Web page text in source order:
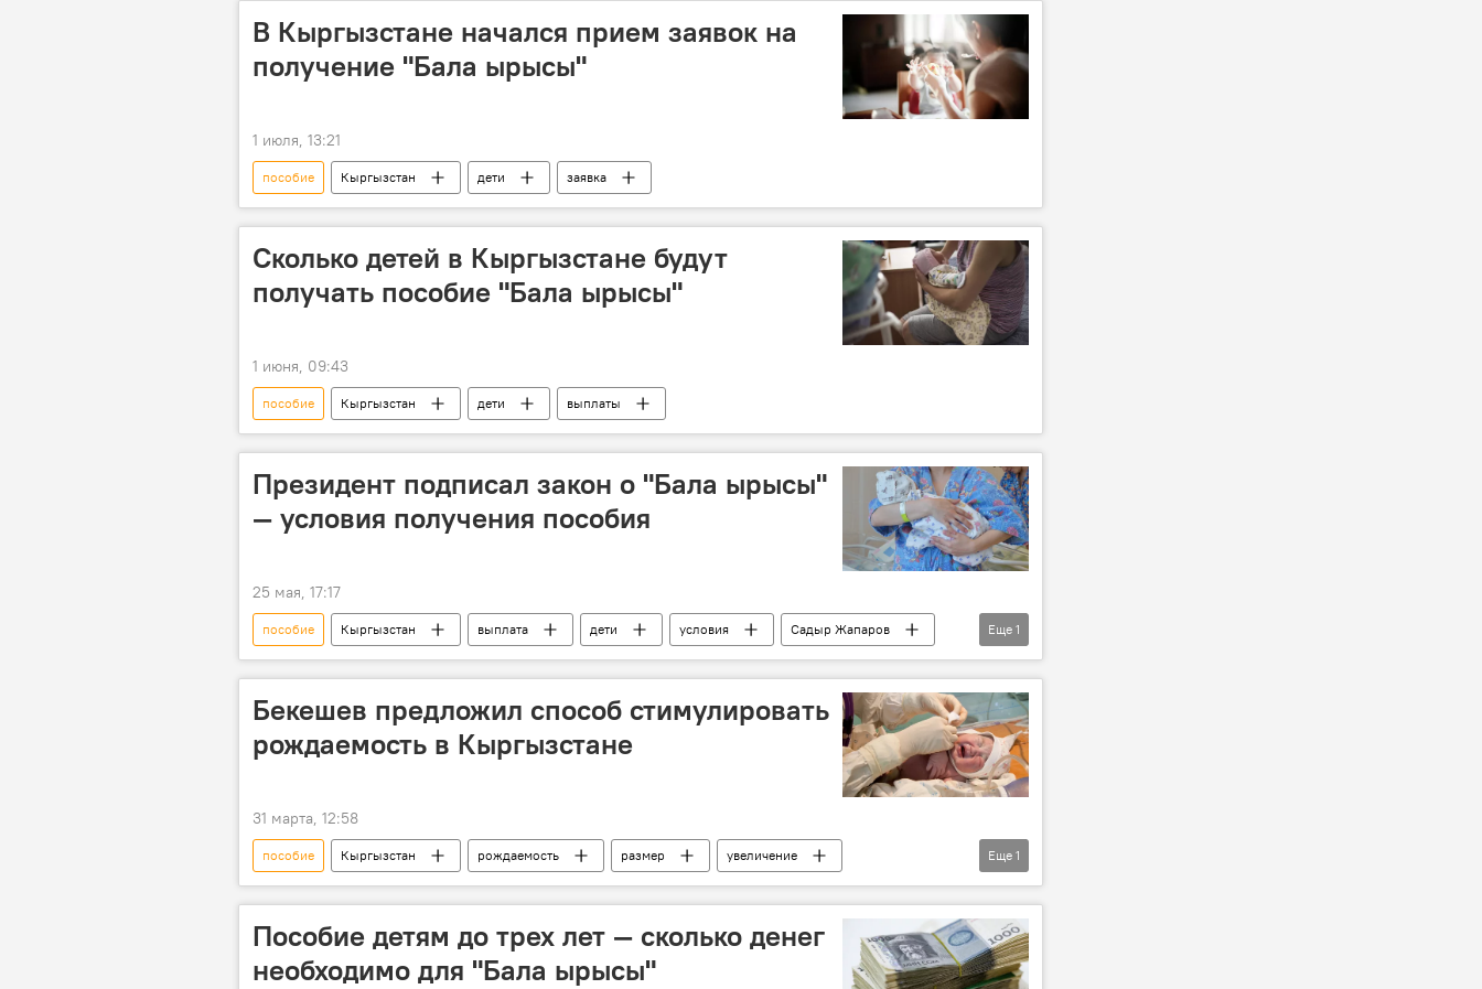
В Кыргызстане начался прием заявок на
получение "Бала ырысы"
1 июля, 13:21
пособие Кыргызстан дети заявка
Сколько детей в Кыргызстане будут
получать пособие "Бала ырысы"
1 июня, 09:43
пособие Кыргызстан дети выплаты
Президент подписал закон о "Бала ырысы"
— условия получения пособия
25 мая, 17:17
пособие Кыргызстан выплата дети условия
Садыр Жапаров
закон
Еще 1
Бекешев предложил способ стимулировать
рождаемость в Кыргызстане
31 марта, 12:58
пособие Кыргызстан рождаемость размер
увеличение
Дастан Бекешев
Еще 1
Пособие детям до трех лет — сколько денег
необходимо для "Бала ырысы"